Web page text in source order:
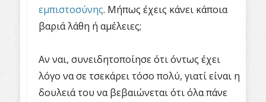
εμπιστοσύνης. Μήπως έχεις κάνει κάποια
βαριά λάθη ή αμέλειες;
Αν ναι, συνειδητοποίησε ότι όντως έχει
λόγο να σε τσεκάρει τόσο πολύ, γιατί είναι η
δουλειά του να βεβαιώνεται ότι όλα πάνε